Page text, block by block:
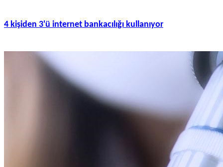
4 kişiden 3'ü internet bankacılığı kullanıyor